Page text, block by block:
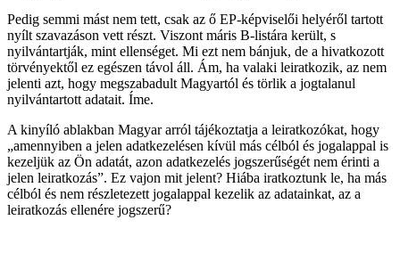
Pedig semmi mást nem tett, csak az ő EP-képviselői helyéről tartott
nyílt szavazáson vett részt. Viszont máris B-listára került, s
nyilvántartják, mint ellenséget. Mi ezt nem bánjuk, de a hivatkozott
törvényektől ez egészen távol áll. Ám, ha valaki leiratkozik, az nem
jelenti azt, hogy megszabadult Magyartól és törlik a jogtalanul
nyilvántartott adatait. Íme.
A kinyíló ablakban Magyar arról tájékoztatja a leiratkozókat, hogy
„amennyiben a jelen adatkezelésen kívül más célból és jogalappal is
kezeljük az Ön adatát, azon adatkezelés jogszerűségét nem érinti a
jelen leiratkozás”. Ez vajon mit jelent? Hiába iratkoztunk le, ha más
célból és nem részletezett jogalappal kezelik az adatainkat, az a
leiratkozás ellenére jogszerű?